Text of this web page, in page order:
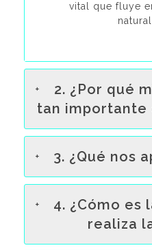
vital que fluye
2. ¿Por qué
tan importante
3. ¿Qué nos
4. ¿Cómo es
realiza